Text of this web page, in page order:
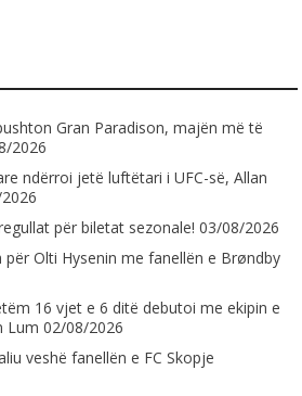
Gran Paradison, majën më të
2026
ndërroi jetë luftëtari i UFC-së, Allan
për biletat sezonale! 03/08/2026
Olti Hysenin me fanellën e Brøndby
16 vjet e 6 ditë debutoi me ekipin e
Lum 02/08/2026
veshë fanellën e FC Skopje